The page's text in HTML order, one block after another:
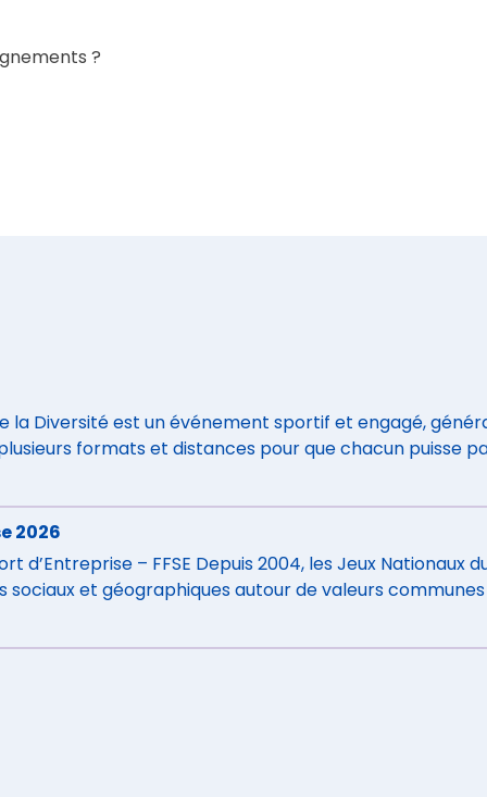
?
la Diversité est un événement sportif et engagé,
formats et distances pour que chacun puisse
2026
d’Entreprise – FFSE Depuis 2004, les Jeux
sociaux et géographiques autour de valeurs